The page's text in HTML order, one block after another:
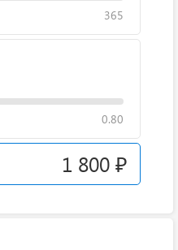
365
0.80
1 800 ₽